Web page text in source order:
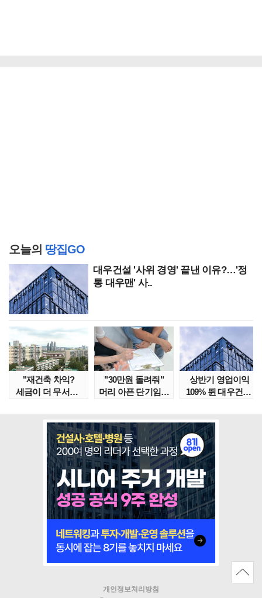
오늘의 땅집GO
대우건설 '사위 경영' 끝낸 이유?…'정
통 대우맨' 사..
"재건축 차익?
세금이 더 무서워"
"30만원 돌려줘"
머리 아픈 단기임대
상반기 영업이익
109% 뛴 대우건설,
개인정보처리방침